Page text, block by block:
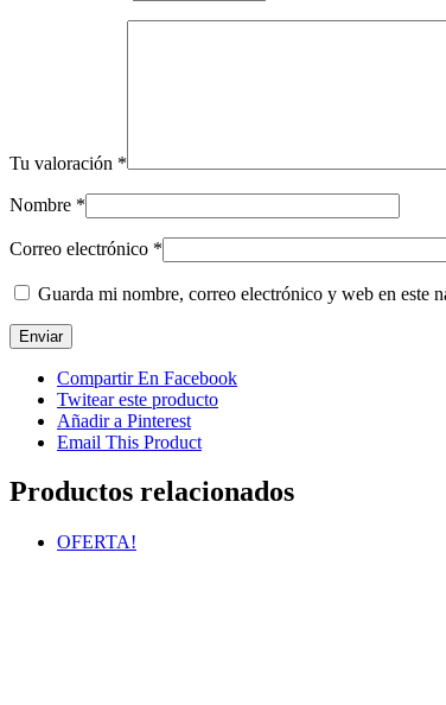
Tu valoración *
Nombre *
Correo electrónico *
Guarda mi nombre, correo electrónico y web en este
Compartir En Facebook
Twitear este producto
Añadir a Pinterest
Email This Product
Productos relacionados
OFERTA!